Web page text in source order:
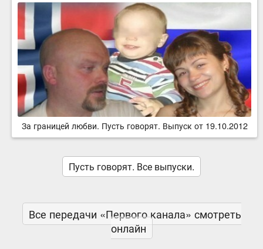
За границей любви. Пусть говорят. Выпуск от 19.10.2012
Пусть говорят. Все выпуски.
Все передачи «Первого канала» смотреть
онлайн